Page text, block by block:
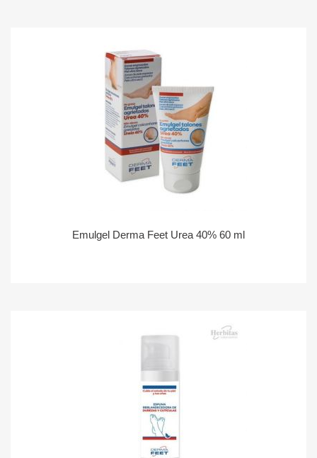
Emulgel Derma Feet Urea 40% 60 ml